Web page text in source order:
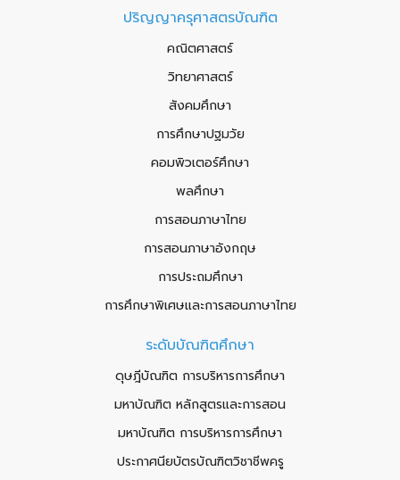
ปริญญาครุศาสตรบัณฑิต
คณิตศาสตร์
วิทยาศาสตร์
สังคมศึกษา
การศึกษาปฐมวัย
คอมพิวเตอร์ศึกษา
พลศึกษา
การสอนภาษาไทย
การสอนภาษาอังกฤษ
การประถมศึกษา
การศึกษาพิเศษและการสอนภาษาไทย
ระดับบัณฑิตศึกษา
ดุษฎีบัณฑิต การบริหารการศึกษา
มหาบัณฑิต หลักสูตรและการสอน
มหาบัณฑิต การบริหารการศึกษา
ประกาศนียบัตรบัณฑิตวิชาชีพครู